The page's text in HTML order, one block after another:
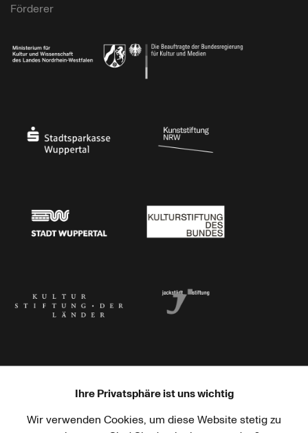
Förderer
Haus der Kulturen der Welt Goethe-Institut
Ihre Privatsphäre ist uns wichtig
Wir verwenden Cookies, um diese Website stetig zu